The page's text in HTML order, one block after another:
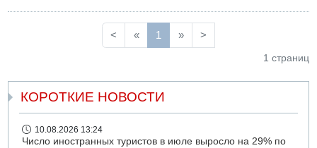
< « 1 » >
1 страниц
КОРОТКИЕ НОВОСТИ
10.08.2026 13:24
Число иностранных туристов в июле выросло на 29% по